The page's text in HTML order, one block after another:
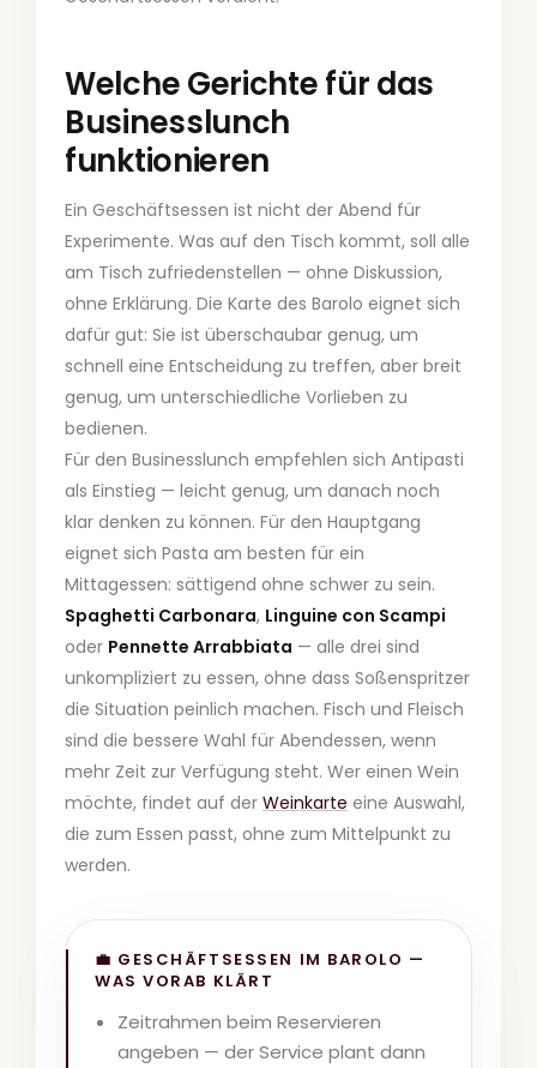
Welche Gerichte für das
Businesslunch
funktionieren
Ein Geschäftsessen ist nicht der Abend für
Experimente. Was auf den Tisch kommt, soll alle
am Tisch zufriedenstellen — ohne Diskussion,
ohne Erklärung. Die Karte des Barolo eignet sich
dafür gut: Sie ist überschaubar genug, um
schnell eine Entscheidung zu treffen, aber breit
genug, um unterschiedliche Vorlieben zu
bedienen.
Für den Businesslunch empfehlen sich Antipasti
als Einstieg — leicht genug, um danach noch
klar denken zu können. Für den Hauptgang
eignet sich Pasta am besten für ein
Mittagessen: sättigend ohne schwer zu sein.
Spaghetti Carbonara, Linguine con Scampi
oder Pennette Arrabbiata — alle drei sind
unkompliziert zu essen, ohne dass Soßenspritzer
die Situation peinlich machen. Fisch und Fleisch
sind die bessere Wahl für Abendessen, wenn
mehr Zeit zur Verfügung steht. Wer einen Wein
möchte, findet auf der Weinkarte eine Auswahl,
die zum Essen passt, ohne zum Mittelpunkt zu
werden.
💼 GESCHÄFTSESSEN IM BAROLO —
WAS VORAB KLÄRT
Zeitrahmen beim Reservieren
angeben — der Service plant dann